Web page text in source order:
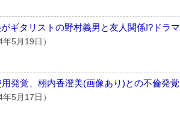
ギタリストの野村義男と友人関係!?ドラマ
年5月19日）
発覚、栩内香澄美(画像あり)との不倫発覚
年5月17日）